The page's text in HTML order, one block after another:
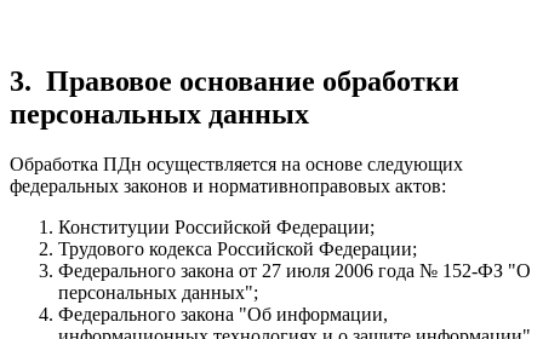
3. Правовое основание обработки
персональных данных
Обработка ПДн осуществляется на основе следующих
федеральных законов и нормативноправовых актов:
Конституции Российской Федерации;
Трудового кодекса Российской Федерации;
Федерального закона от 27 июля 2006 года № 152-ФЗ "О
персональных данных";
Федерального закона "Об информации,